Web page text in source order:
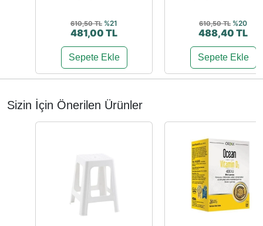
610,50 TL %21
481,00 TL
Sepete Ekle
610,50 TL %20
488,40 TL
Sepete Ekle
Sizin İçin Önerilen Ürünler